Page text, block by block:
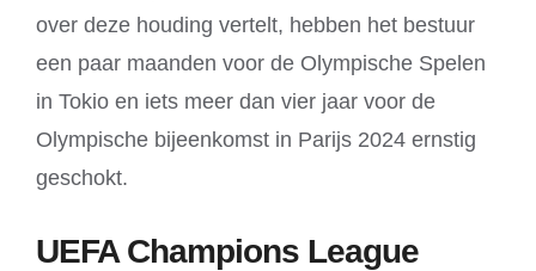
over deze houding vertelt, hebben het bestuur
een paar maanden voor de Olympische Spelen
in Tokio en iets meer dan vier jaar voor de
Olympische bijeenkomst in Parijs 2024 ernstig
geschokt.
UEFA Champions League